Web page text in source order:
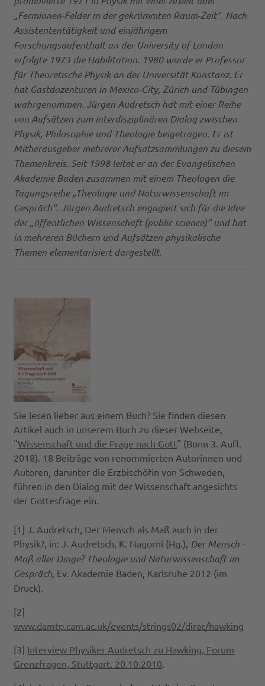
„Fermionen-Felder in der gekrümmten Raum-Zeit“. Nach
Assistententätigkeit und einjährigem
Forschungsaufenthalt an der University of London
erfolgte 1973 die Habilitation. 1980 wurde er Professor
für Theoretische Physik an der Universität Konstanz. Er
hat Gastdozenturen in Mexico-City, Zürich und Tübingen
wahrgenommen. Jürgen Audretsch hat mit einer Reihe
von Aufsätzen zum interdisziplinären Dialog zwischen
Physik, Philosophie und Theologie beigetragen. Er ist
Mitherausgeber mehrerer Aufsatzsammlungen zu diesem
Themenkreis. Seit 1998 leitet er an der Evangelischen
Akademie Baden zusammen mit einem Theologen die
Tagungsreihe „Theologie und Naturwissenschaft im
Gespräch“. Jürgen Audretsch engagiert sich für die Idee
der „öffentlichen Wissenschaft (public science)“ und hat
in mehreren Büchern und Aufsätzen physikalische
Themen elementarisiert dargestellt.
Sie lesen lieber aus einem Buch? Sie finden diesen
Artikel auch in unserem Buch zu dieser Webseite,
"Wissenschaft und die Frage nach Gott" (Bonn 3. Aufl.
2018). 18 Beiträge von renommierten Autorinnen und
Autoren, darunter die Erzbischöfin von Schweden,
führen in den Dialog mit der Wissenschaft angesichts
der Gottesfrage ein.
[1] J. Audretsch, Der Mensch als Maß auch in der
Physik?, in: J. Audretsch, K. Nagorni (Hg.), Der Mensch -
Maß aller Dinge? Theologie und Naturwissenschaft im
Gespräch , Ev. Akademie Baden, Karlsruhe 2012 (im
Druck).
[2]
www.damtp.cam.ac.uk/events/strings02/dirac/hawking
[3] Interview Physiker Audretsch zu Hawking, Forum
Grenzfragen, Stuttgart. 20.10.2010